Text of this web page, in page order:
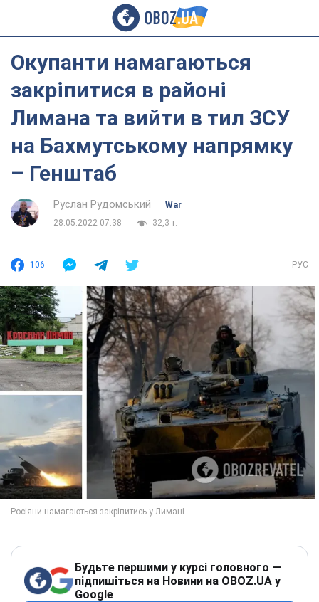
Окупанти намагаються
закріпитися в районі
Лимана та вийти в тил ЗСУ
на Бахмутському напрямку
– Генштаб
Руслан Рудомський
War
28.05.2022 07:38
32,3 т.
106 РУС
Будьте першими у курсі головного —
підпишіться на Новини на OBOZ.UA у
Google